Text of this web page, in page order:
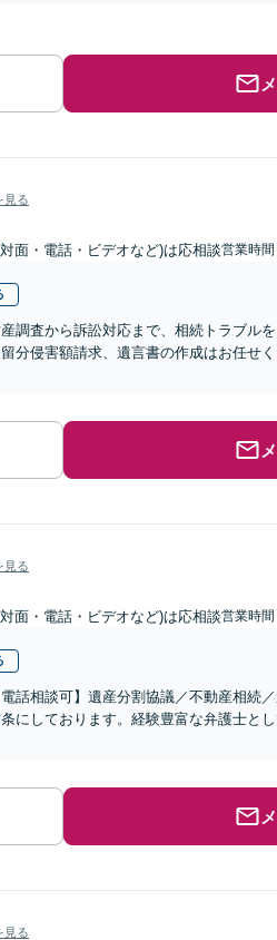
見る
面・電話・ビデオなど)は応相談営業時間
調査から訴訟対応まで、相続トラブル
分侵害額請求、遺言書の作成はお任せ
見る
面・電話・ビデオなど)は応相談営業時間
話相談可】遺産分割協議／不動産相続
にしております。経験豊富な弁護士と
見る